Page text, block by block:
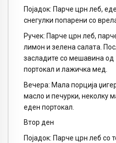
Појадок: Парче црн леб,
снегулки попарени со
Ручек: Парче црн леб,
лимон и зелена салата.
засладите со мешавина од
портокал и лажичка мед.
Вечера: Мала порција
масло и печурки, неколку
еден портокал.
Втор ден
Појадок: Парче црн леб со